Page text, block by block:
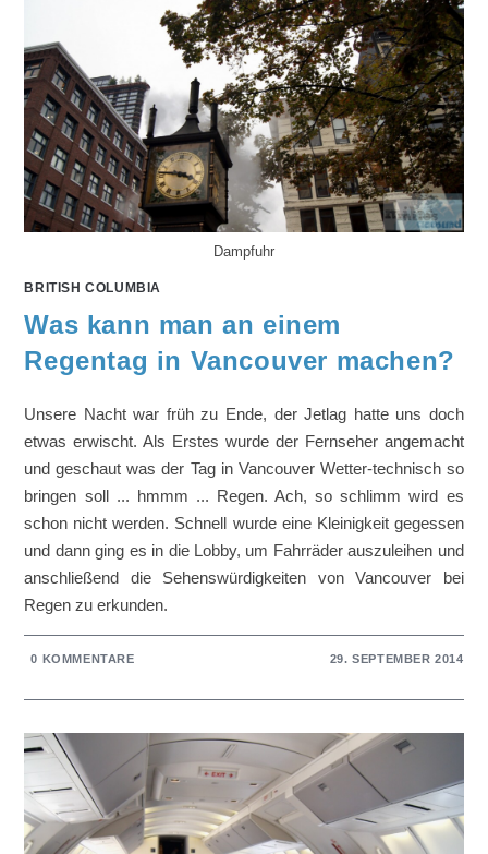
Dampfuhr
BRITISH COLUMBIA
Was kann man an einem
Regentag in Vancouver machen?
Unsere Nacht war früh zu Ende, der Jetlag hatte uns doch
etwas erwischt. Als Erstes wurde der Fernseher angemacht
und geschaut was der Tag in Vancouver Wetter-technisch so
bringen soll ... hmmm ... Regen. Ach, so schlimm wird es
schon nicht werden. Schnell wurde eine Kleinigkeit gegessen
und dann ging es in die Lobby, um Fahrräder auszuleihen und
anschließend die Sehenswürdigkeiten von Vancouver bei
Regen zu erkunden.
0 KOMMENTARE 29. SEPTEMBER 2014